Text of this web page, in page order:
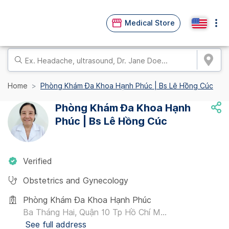
Medical Store
Home Phòng Khám Đa Khoa Hạnh Phúc | Bs Lê Hồng Cúc
Phòng Khám Đa Khoa Hạnh
Phúc | Bs Lê Hồng Cúc
Verified
Obstetrics and Gynecology
Phòng Khám Đa Khoa Hạnh Phúc
Ba Tháng Hai, Quận 10 Tp Hồ Chí M...
See full address